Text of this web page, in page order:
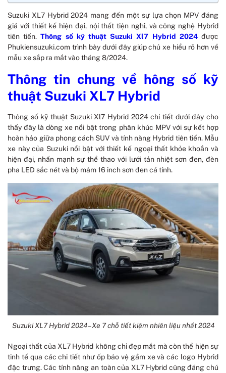
Suzuki XL7 Hybrid 2024 mang đến một sự lựa chọn MPV đáng
giá với thiết kế hiện đại, nội thất tiện nghi, và công nghệ Hybrid
tiên tiến.Thông số kỹ thuật Suzuki Xl7 Hybrid 2024được
Phukiensuzuki.com trình bày dưới đây giúp chủ xe hiểu rõ hơn về
mẫu xe sắp ra mắt vào tháng 8/2024.
Thông tin chung về hông số kỹ
thuật Suzuki XL7 Hybrid
Thông số kỹ thuật Suzuki Xl7 Hybrid 2024 chi tiết dưới đây cho
thấy đây là dòng xe nổi bật trong phân khúc MPV với sự kết hợp
hoàn hảo giữa phong cách SUV và tính năng Hybrid tiên tiến. Mẫu
xe này của Suzuki nổi bật với thiết kế ngoại thất khỏe khoắn và
hiện đại, nhấn mạnh sự thể thao với lưới tản nhiệt sơn đen, đèn
pha LED sắc nét và bộ mâm 16 inch sơn đen cá tính.
Suzuki XL7 Hybrid 2024 – Xe 7 chỗ tiết kiệm nhiên liệu nhất 2024
Ngoại thất của XL7 Hybrid không chỉ đẹp mắt mà còn thể hiện sự
tinh tế qua các chi tiết như ốp bảo vệ gầm xe và các logo Hybrid
đặc trưng. Các tính năng an toàn của XL7 Hybrid cũng đáng chú